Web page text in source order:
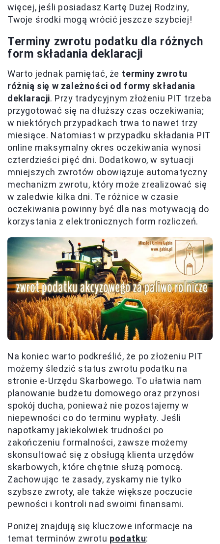
więcej, jeśli posiadasz Kartę Dużej Rodziny,
Twoje środki mogą wrócić jeszcze szybciej!
Terminy zwrotu podatku dla różnych
form składania deklaracji
Warto jednak pamiętać, że terminy zwrotu
różnią się w zależności od formy składania
deklaracji. Przy tradycyjnym złożeniu PIT trzeba
przygotować się na dłuższy czas oczekiwania;
w niektórych przypadkach trwa to nawet trzy
miesiące. Natomiast w przypadku składania PIT
online maksymalny okres oczekiwania wynosi
czterdzieści pięć dni. Dodatkowo, w sytuacji
mniejszych zwrotów obowiązuje automatyczny
mechanizm zwrotu, który może zrealizować się
w zaledwie kilka dni. Te różnice w czasie
oczekiwania powinny być dla nas motywacją do
korzystania z elektronicznych form rozliczeń.
Na koniec warto podkreślić, że po złożeniu PIT
możemy śledzić status zwrotu podatku na
stronie e-Urzędu Skarbowego. To ułatwia nam
planowanie budżetu domowego oraz przynosi
spokój ducha, ponieważ nie pozostajemy w
niepewności co do terminu wypłaty. Jeśli
napotkamy jakiekolwiek trudności po
zakończeniu formalności, zawsze możemy
skonsultować się z obsługą klienta urzędów
skarbowych, które chętnie służą pomocą.
Zachowując te zasady, zyskamy nie tylko
szybsze zwroty, ale także większe poczucie
pewności i kontroli nad swoimi finansami.
Poniżej znajdują się kluczowe informacje na
temat terminów zwrotu podatku: